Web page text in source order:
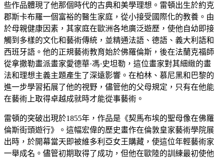
些作品體現了他那個時代的古典和美學理想。雷頓出生於約克
郡斯卡布羅一個富裕的醫生家庭，從小接受國際化的教養。由
於母親健康因素，其家庭在歐洲各地廣泛遊歷，使他自幼即接
觸到多樣的文化和藝術傳統，並精通法語、德語、義大利語和
西班牙語。他的正規藝術教育始於佛羅倫斯，後在法蘭克福師
從拿撒勒畫派畫家愛德華·馮·史坦勒，這位畫家對其細緻的畫
法和理想主義主題產生了深遠影響。在柏林、慕尼黑和巴黎的
進一步學習拓展了他的視野，儘管他的父母規定，只有在他能
在藝術上取得卓越成就時才能從事藝術。
雷頓的突破出現於1855年，作品是《契馬布埃的聖母像在佛羅
倫斯街頭遊行》。這幅宏偉的歷史畫作在倫敦皇家藝術學院展
出時，於開幕當天即被維多利亞女王購藏，使這位年輕藝術家
一舉成名。儘管初期取得了成功，但他在歐陸的訓練最初使他